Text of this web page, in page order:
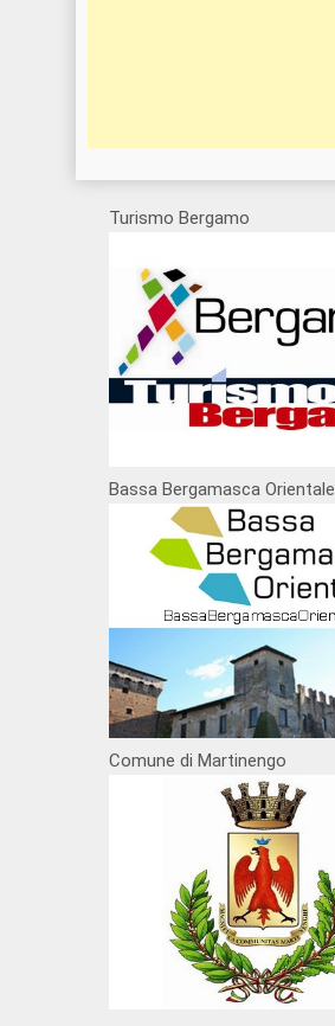
Turismo Bergamo
Bassa Bergamasca Orientale
Comune di Martinengo